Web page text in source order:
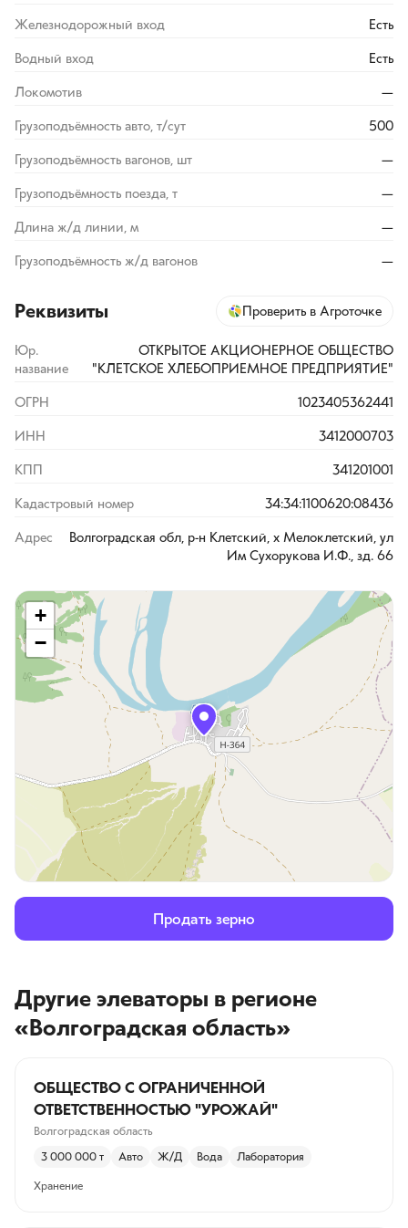
Железнодорожный вход Есть
Водный вход Есть
Локомотив —
Грузоподъёмность авто, т/сут 500
Грузоподъёмность вагонов, шт —
Грузоподъёмность поезда, т —
Длина ж/д линии, м —
Грузоподъёмность ж/д вагонов —
Реквизиты Проверить в Агроточке
Юр.
название
ОТКРЫТОЕ АКЦИОНЕРНОЕ ОБЩЕСТВО
"КЛЕТСКОЕ ХЛЕБОПРИЕМНОЕ ПРЕДПРИЯТИЕ"
ОГРН 1023405362441
ИНН 3412000703
КПП 341201001
Кадастровый номер 34:34:1100620:08436
Адрес
Волгоградская обл, р-н Клетский, х Мелоклетский, ул
Им Сухорукова И.Ф., зд. 66
+
−
Продать зерно
Другие элеваторы в регионе
«Волгоградская область»
ОБЩЕСТВО С ОГРАНИЧЕННОЙ
ОТВЕТСТВЕННОСТЬЮ "УРОЖАЙ"
Волгоградская область
3 000 000 т Авто Ж/Д Вода Лаборатория
Хранение